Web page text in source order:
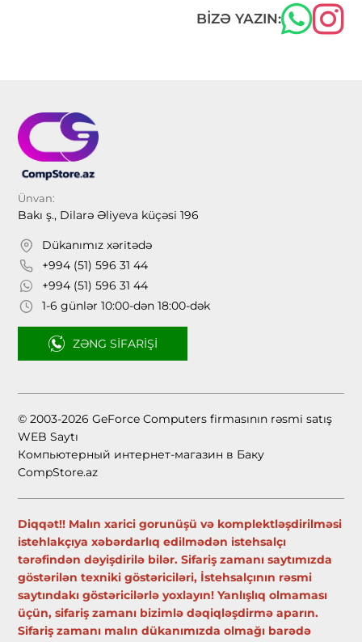
BIZƏ YAZIN:
Ünvan:
Bakı ş., Dilarə Əliyeva küçəsi 196
Dükanımız xəritədə
+994 (51) 596 31 44
+994 (51) 596 31 44
1-6 günlər 10:00-dən 18:00-dək
ZƏNG SIFARIŞI
© 2003-2026 GeForce Computers firmasının rəsmi satış
WEB Saytı
Компьютерный интернет-магазин в Баку
CompStore.az
Diqqət!! Malın xarici gorunüşü və komplektləşdirilməsi
istehlakçıya xəbərdarlıq edilmədən istehsalçı
tərəfindən dəyişdirilə bilər. Sifariş zamanı saytımızda
göstərilən texniki göstəriciləri, İstehsalçının rəsmi
saytındakı göstəricilərlə yoxlayın! Yanlışlıq olmaması
üçün, sifariş zamanı bizimlə dəqiqləşdirmə aparın.
Sifariş zamanı malın dükanımızda olmağı barədə